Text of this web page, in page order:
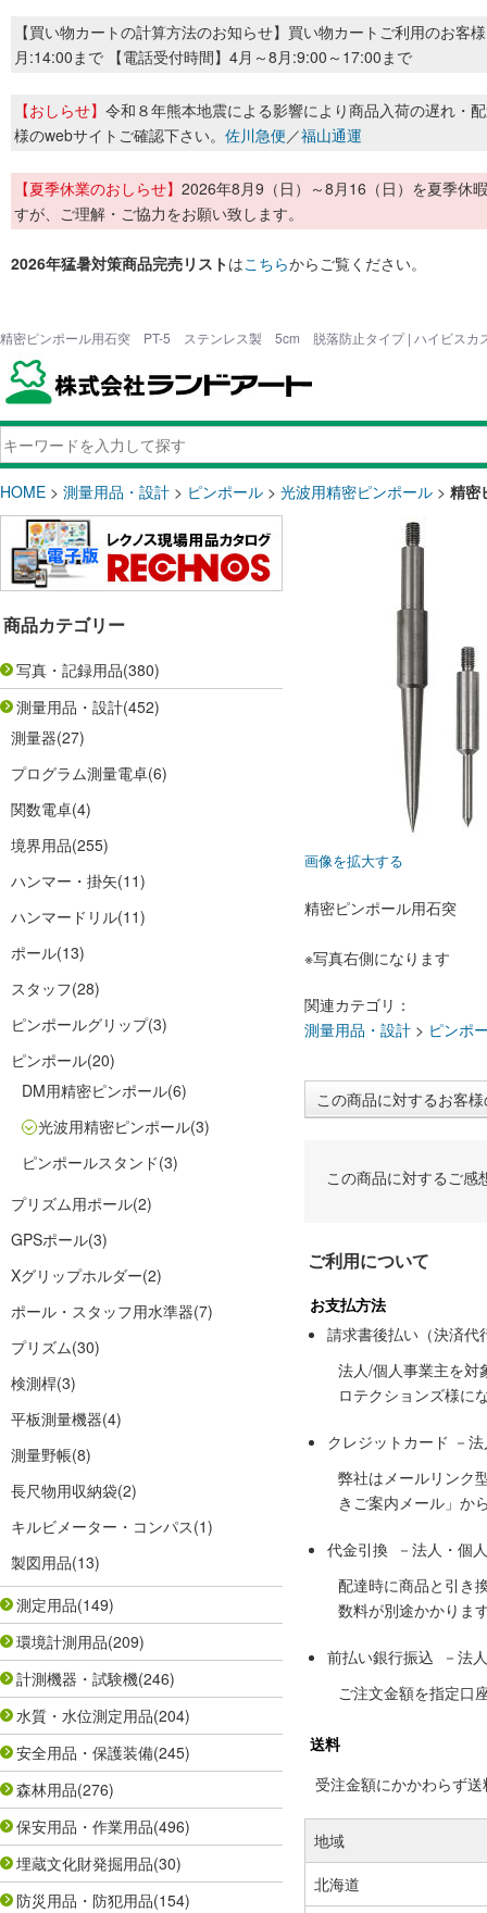
【買い物カートの計算方法のお知らせ】買い物カートご利用のお客
月:14:00まで 【電話受付時間】4月～8月:9:00～17:00まで
【おしらせ】 令和８年熊本地震による影響により商品入荷の遅れ・
様のwebサイトご確認下さい。 佐川急便／福山通運
【夏季休業のおしらせ】 2026年8月9（日）～8月16（日）を夏季休
すが、ご理解・ご協力をお願い致します。
2026年猛暑対策商品完売リストはこちらからご覧ください。
精密ピンポール用石突 PT-5 ステンレス製 5cm 脱落防止タイプ | ハイビスカ
HOME > 測量用品・設計 > ピンポール > 光波用精密ピンポール > 精
商品カテゴリー
写真・記録用品(380)
測量用品・設計(452)
測量器(27)
プログラム測量電卓(6)
関数電卓(4)
境界用品(255)
ハンマー・掛矢(11)
ハンマードリル(11)
ポール(13)
スタッフ(28)
ピンポールグリップ(3)
ピンポール(20)
DM用精密ピンポール(6)
光波用精密ピンポール(3)
ピンポールスタンド(3)
プリズム用ポール(2)
GPSポール(3)
Xグリップホルダー(2)
ポール・スタッフ用水準器(7)
プリズム(30)
検測桿(3)
平板測量機器(4)
測量野帳(8)
長尺物用収納袋(2)
キルビメーター・コンパス(1)
製図用品(13)
測定用品(149)
環境計測用品(209)
計測機器・試験機(246)
水質・水位測定用品(204)
安全用品・保護装備(245)
森林用品(276)
保安用品・作業用品(496)
埋蔵文化財発掘用品(30)
防災用品・防犯用品(154)
画像を拡大する
精密ピンポール用石突
※写真右側になります
関連カテゴリ：
測量用品・設計 > ピンポ
この商品に対するお客
この商品に対するご感
ご利用について
お支払方法
請求書後払い（決済代
法人/個人事業主を対
ロテクションズ様に
クレジットカード －
弊社はメールリンク
きご案内メール」か
代金引換 －法人・個
配達時に商品と引き
数料が別途かかりま
前払い銀行振込 －法
ご注文金額を指定口
送料
受注金額にかかわらず
地域
北海道